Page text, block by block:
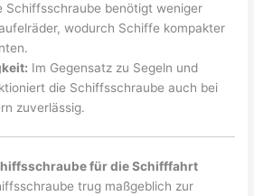
Schiffsschraube benötigt weniger
wodurch Schiffe kompakter
Im Gegensatz zu Segeln und
die Schiffsschraube auch bei
zuverlässig.
für die Schifffahrt
trug maßgeblich zur